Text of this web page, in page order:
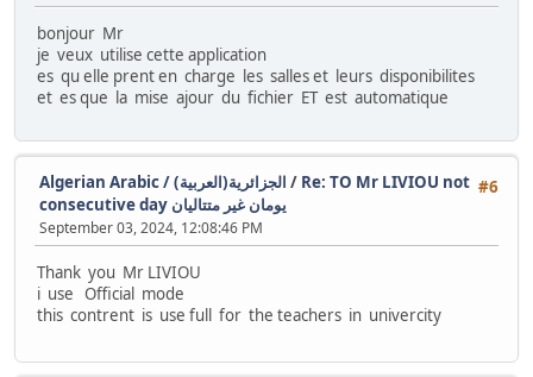
bonjour Mr
je veux utilise cette application
es qu elle prent en charge les salles et leurs disponibilites
et es que la mise ajour du fichier ET est automatique
#6 Algerian Arabic / (الجزائرية(العربية / Re: TO Mr LIVIOU not
consecutive day يومان غير متتاليان
September 03, 2024, 12:08:46 PM
Thank you Mr LIVIOU
i use Official mode
this contrent is use full for the teachers in univercity